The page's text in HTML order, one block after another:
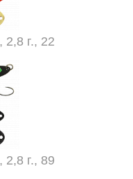
г., 22
г., 89